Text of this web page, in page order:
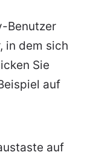
Benutzer
in dem sich
Sie
auf
auf